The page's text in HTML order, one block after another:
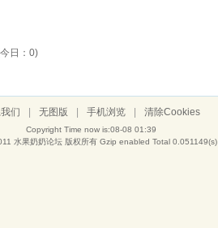
日：0)
们 无图版 手机浏览 清除Cookies
Copyright Time now is:08-08 01:39
水果奶奶论坛版权所有 Gzip enabled Total 0.051149(s)